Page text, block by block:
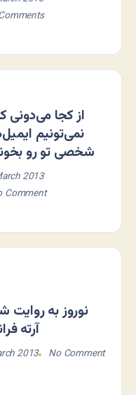
از کجا می‌دونی
نمی‌تونیم
شخصی تو رو
2013
Comment
نوروز به روایت
آرته
2013 No Comment